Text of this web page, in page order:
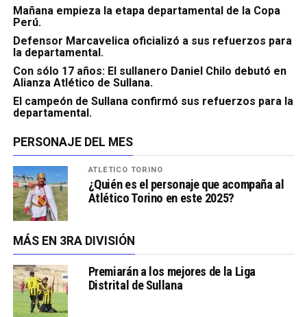
Mañana empieza la etapa departamental de la Copa
Perú.
Defensor Marcavelica oficializó a sus refuerzos para
la departamental.
Con sólo 17 años: El sullanero Daniel Chilo debutó en
Alianza Atlético de Sullana.
El campeón de Sullana confirmó sus refuerzos para la
departamental.
PERSONAJE DEL MES
ATLÉTICO TORINO
¿Quién es el personaje que acompaña al
Atlético Torino en este 2025?
MÁS EN 3RA DIVISIÓN
Premiarán a los mejores de la Liga
Distrital de Sullana